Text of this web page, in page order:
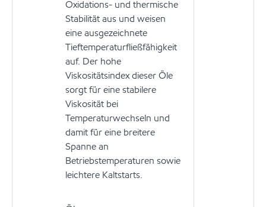
Oxidations- und thermische
Stabilität aus und weisen
eine ausgezeichnete
Tieftemperaturfließfähigkeit
auf. Der hohe
Viskositätsindex dieser Öle
sorgt für eine stabilere
Viskosität bei
Temperaturwechseln und
damit für eine breitere
Spanne an
Betriebstemperaturen sowie
leichtere Kaltstarts.